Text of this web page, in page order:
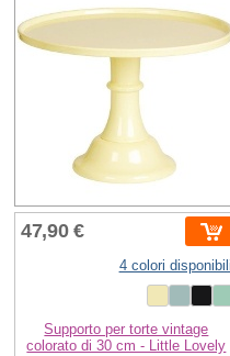
47,90 €
4 colori disponibili
Supporto per torte vintage
colorato di 30 cm - Little Lovely